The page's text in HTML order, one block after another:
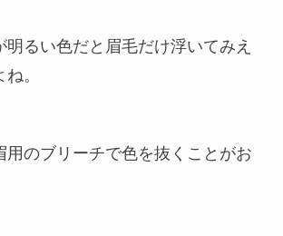
明るい色だと眉毛だけ浮いてみえ
。
用のブリーチで色を抜くことがお